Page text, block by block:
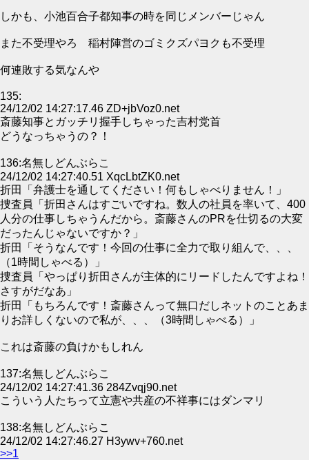
しかも、小池百合子都知事の時を同じメンバーじゃん
また不受理やろ 稲村陣営のゴミクズパヨクも不受理
何連敗する気なんや
135:
24/12/02 14:27:17.46 ZD+jbVoz0.net
斎藤知事とガッチリ握手しちゃった吉村党首
どうなっちゃうの？！
136:名無しどんぶらこ
24/12/02 14:27:40.51 XqcLbtZK0.net
折田「弁護士を通してください！何もしゃべりません！」
捜査員「折田さんはすごいですね。数人の社員を率いて、400
人分の仕事しちゃうんだから。斎藤さんのPRを仕切るの大変
だったんじゃないですか？」
折田「そうなんです！今回の仕事に全力で取り組んで、、、
（1時間しゃべる）」
捜査員「やっぱり折田さんが主体的にリードしたんですよね！
さすがだなあ」
折田「もちろんです！斎藤さんって無口だしネットのことあま
りお詳しくないので私が、、、（3時間しゃべる）」
これは斎藤の負けかもしれん
137:名無しどんぶらこ
24/12/02 14:27:41.36 284Zvqj90.net
こういう人たちって立憲や共産の不祥事にはダンマリ
138:名無しどんぶらこ
24/12/02 14:27:46.27 H3ywv+760.net
>>1